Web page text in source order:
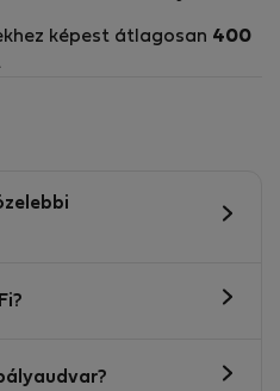
képest átlagosan 400
.